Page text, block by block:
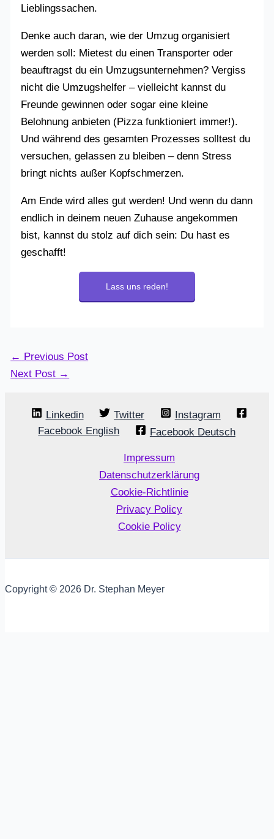
Lieblingssachen.
Denke auch daran, wie der Umzug organisiert
werden soll: Mietest du einen Transporter oder
beauftragst du ein Umzugsunternehmen? Vergiss
nicht die Umzugshelfer – vielleicht kannst du
Freunde gewinnen oder sogar eine kleine
Belohnung anbieten (Pizza funktioniert immer!).
Und während des gesamten Prozesses solltest du
versuchen, gelassen zu bleiben – denn Stress
bringt nichts außer Kopfschmerzen.
Am Ende wird alles gut werden! Und wenn du dann
endlich in deinem neuen Zuhause angekommen
bist, kannst du stolz auf dich sein: Du hast es
geschafft!
Lass uns reden!
← Previous Post
Next Post →
Linkedin Twitter
Instagram
Facebook English
Facebook Deutsch
Impressum
Datenschutzerklärung
Cookie-Richtlinie
Privacy Policy
Cookie Policy
Copyright © 2026 Dr. Stephan Meyer